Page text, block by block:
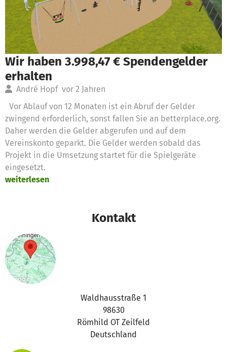
Wir haben 3.998,47 € Spendengelder
erhalten
André Hopf vor 2 Jahren
Vor Ablauf von 12 Monaten ist ein Abruf der Gelder
zwingend erforderlich, sonst fallen Sie an betterplace.org.
Daher werden die Gelder abgerufen und auf dem
Vereinskonto geparkt. Die Gelder werden sobald das
Projekt in die Umsetzung startet für die Spielgeräte
eingesetzt.
weiterlesen
Kontakt
Waldhausstraße 1
98630
Römhild OT Zeilfeld
Deutschland